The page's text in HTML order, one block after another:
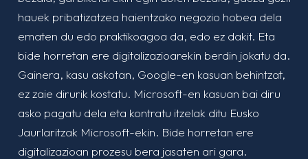
hauek pribatizatzea haientzako negozio hobea dela
ematen du edo praktikoagoa da, edo ez dakit. Eta
bide horretan ere digitalizazioarekin berdin jokatu da.
Gainera, kasu askotan, Google-en kasuan behintzat,
ez zaie dirurik kostatu. Microsoft-en kasuan bai diru
asko pagatu dela eta kontratu itzelak ditu Eusko
Jaurlaritzak Microsoft-ekin. Bide horretan ere
digitalizazioan prozesu bera jasaten ari gara.